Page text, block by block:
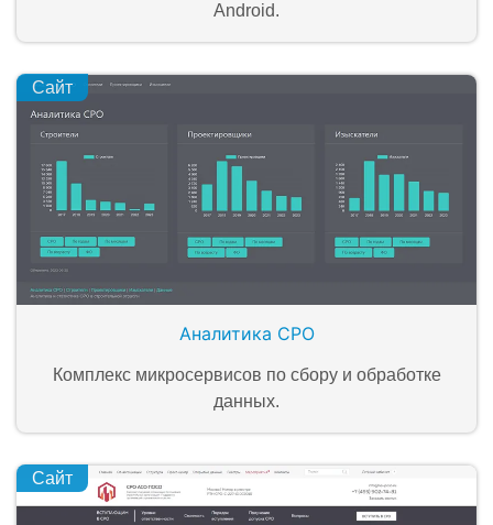
Android.
Сайт
Аналитика СРО
Комплекс микросервисов по сбору и обработке
данных.
Сайт